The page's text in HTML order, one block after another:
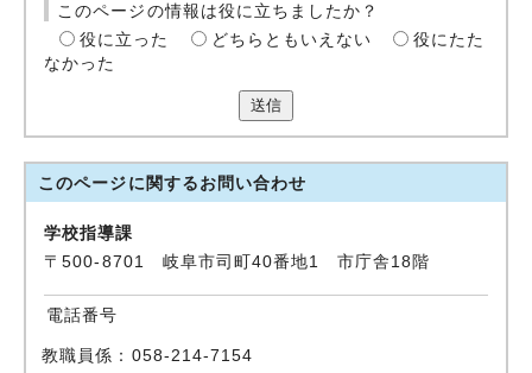
このページの情報は役に立ちましたか？
役に立った
どちらともいえない
役にたた
なかった
送信
このページに関する お問い合わせ
学校指導課
〒500-8701 岐阜市司町40番地1 市庁舎18階
電話番号
教職員係：058-214-7154